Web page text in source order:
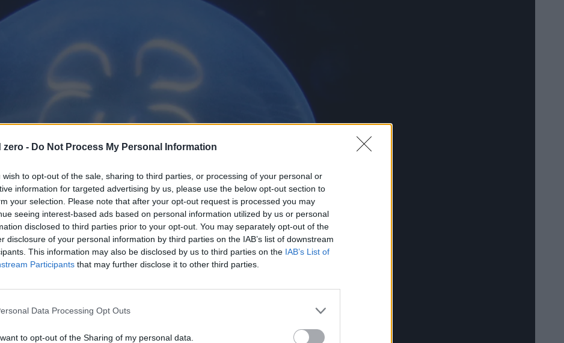
zero - Do Not Process My Personal Information
wish to opt-out of the sale, sharing to third parties, or processing of your personal or
information for targeted advertising by us, please use the below opt-out section to
your selection. Please note that after your opt-out request is processed you may
seeing interest-based ads based on personal information utilized by us or personal
disclosed to third parties prior to your opt-out. You may separately opt-out of the
disclosure of your personal information by third parties on the IAB’s list of downstream
This information may also be disclosed by us to third parties on the IAB’s List of
Participants that may further disclose it to other third parties.
Data Processing Opt Outs
to opt-out of the Sharing of my personal data.